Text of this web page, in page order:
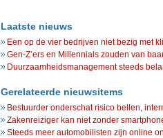
Laatste nieuws
Een op de vier bedrijven niet bezig met
Gen-Z’ers en Millennials zouden van
Duurzaamheidsmanagement steeds
Gerelateerde nieuwsitems
Bestuurder onderschat risico bellen,
Zakenreiziger kan niet zonder
Steeds meer automobilisten zijn online